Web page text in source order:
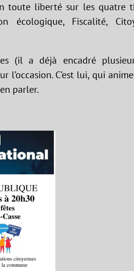
toute liberté sur les quatre
écologique, Fiscalité,
(il a déjà encadré
C’est lui, qui
parler.